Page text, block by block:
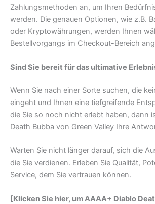
Zahlungsmethoden an, um Ihren
werden. Die genauen Optionen, wie z.B.
oder Kryptowährungen, werden Ihnen
Bestellvorgangs im Checkout-Bereich
Sind Sie bereit für das ultimative
Wenn Sie nach einer Sorte suchen, die
eingeht und Ihnen eine tiefgreifende
die Sie so noch nicht erlebt haben, dann
Death Bubba von Green Valley Ihre
Warten Sie nicht länger darauf, sich die
die Sie verdienen. Erleben Sie Qualität,
Service, dem Sie vertrauen können.
[Klicken Sie hier, um AAAA+ Diablo